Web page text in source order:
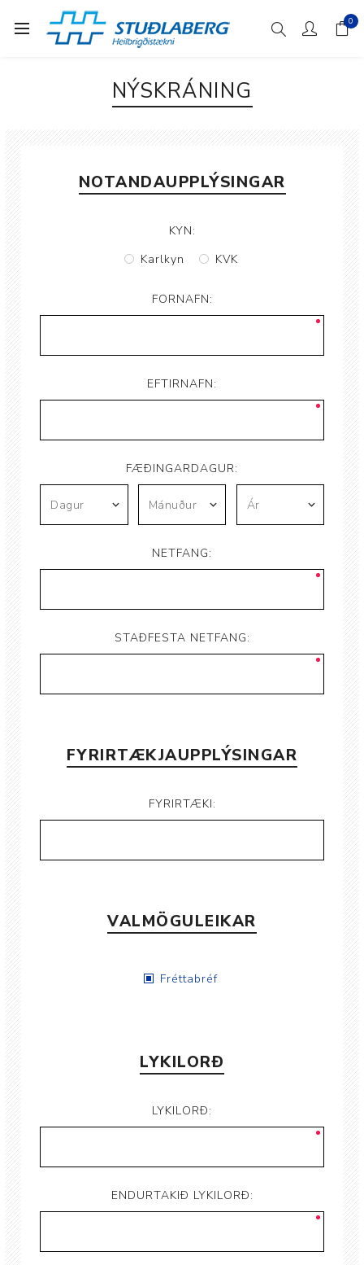
0
NÝSKRÁNING
NOTANDAUPPLÝSINGAR
KYN:
Karlkyn
KVK
FORNAFN:
EFTIRNAFN:
FÆÐINGARDAGUR:
NETFANG:
STAÐFESTA NETFANG:
FYRIRTÆKJAUPPLÝSINGAR
FYRIRTÆKI:
VALMÖGULEIKAR
Fréttabréf
LYKILORÐ
LYKILORÐ:
ENDURTAKIÐ LYKILORÐ: